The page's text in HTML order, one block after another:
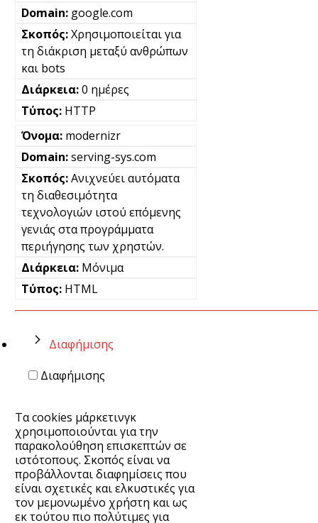
google.com
Χρησιμοποιείται για
τη διάκριση μεταξύ ανθρώπων
και bots
0 ημέρες
HTTP
modernizr
serving-sys.com
Ανιχνεύει αυτόματα
τη διαθεσιμότητα
τεχνολογιών ιστού επόμενης
γενιάς στα προγράμματα
περιήγησης των χρηστών.
Μόνιμα
HTML
Διαφήμισης
Διαφήμισης
Τα cookies μάρκετινγκ
χρησιμοποιούνται για την
παρακολούθηση επισκεπτών σε
ιστότοπους. Σκοπός είναι να
προβάλλονται διαφημίσεις που
είναι σχετικές και ελκυστικές για
τον μεμονωμένο χρήστη και ως
εκ τούτου πιο πολύτιμες για